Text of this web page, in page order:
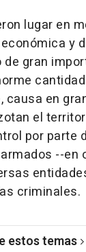
lugar en
y
de gran
causa en
el
por parte
--en
criminales.
estos temas